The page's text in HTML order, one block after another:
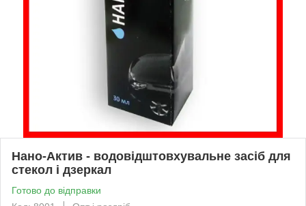
Нано-Актив - водовідштовхувальне засіб для
стекол і дзеркал
Готово до відправки